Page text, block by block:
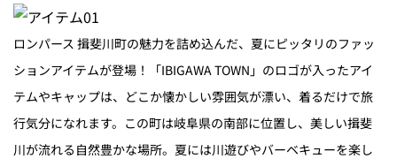
ロンパース 揖斐川町の魅力を詰め込んだ、夏にピッタリのファッ
ションアイテムが登場！「IBIGAWA TOWN」のロゴが入ったアイ
テムやキャップは、どこか懐かしい雰囲気が漂い、着るだけで旅
行気分になれます。この町は岐阜県の南部に位置し、美しい揖斐
川が流れる自然豊かな場所。夏には川遊びやバーベキューを楽し